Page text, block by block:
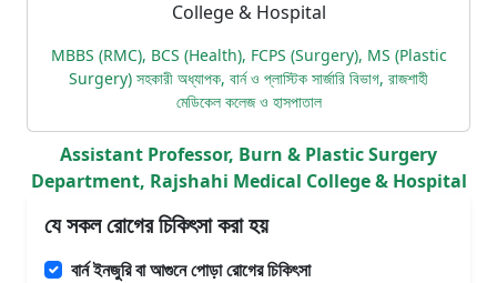
College & Hospital
MBBS (RMC), BCS (Health), FCPS (Surgery), MS (Plastic
Surgery) সহকারী অধ্যাপক, বার্ন ও প্লাস্টিক সার্জারি বিভাগ, রাজশাহী
মেডিকেল কলেজ ও হাসপাতাল
Assistant Professor, Burn & Plastic Surgery
Department, Rajshahi Medical College & Hospital
যে সকল রোগের চিকিৎসা করা হয়
বার্ন ইনজুরি বা আগুনে পোড়া রোগের চিকিৎসা